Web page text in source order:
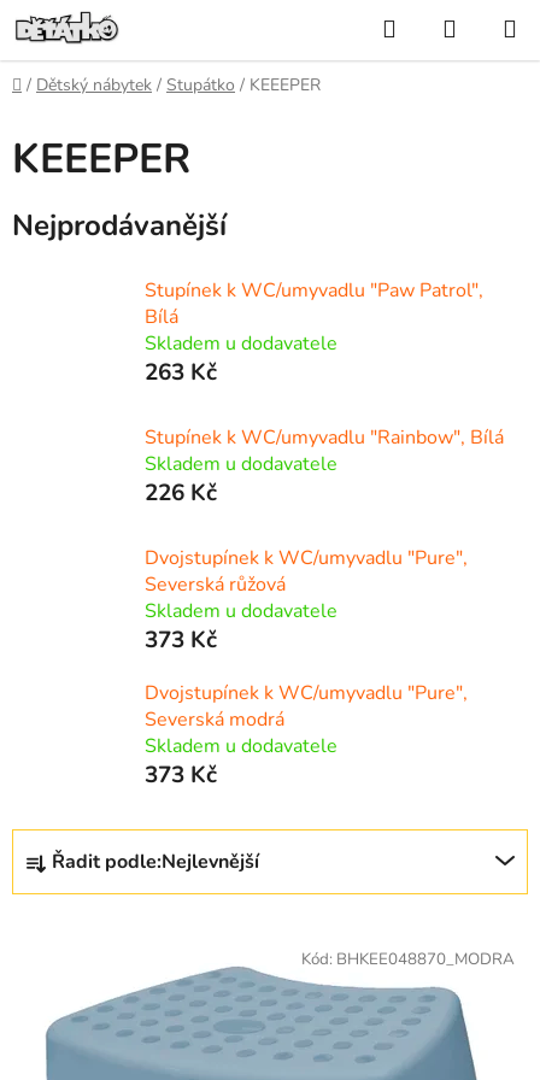
Přejít
na
obsah
Hledat
KOŠÍK
Domů
/ Dětský nábytek / Stupátko / KEEEPER
KEEEPER
Nejprodávanější
Stupínek k WC/umyvadlu "Paw Patrol",
Bílá
Skladem u dodavatele
263 Kč
Stupínek k WC/umyvadlu "Rainbow", Bílá
Skladem u dodavatele
226 Kč
Dvojstupínek k WC/umyvadlu "Pure",
Severská růžová
Skladem u dodavatele
373 Kč
Dvojstupínek k WC/umyvadlu "Pure",
Severská modrá
Skladem u dodavatele
373 Kč
Ř
z
Řadit podle:Nejlevnější
Kód: BHKEE048870_MODRA